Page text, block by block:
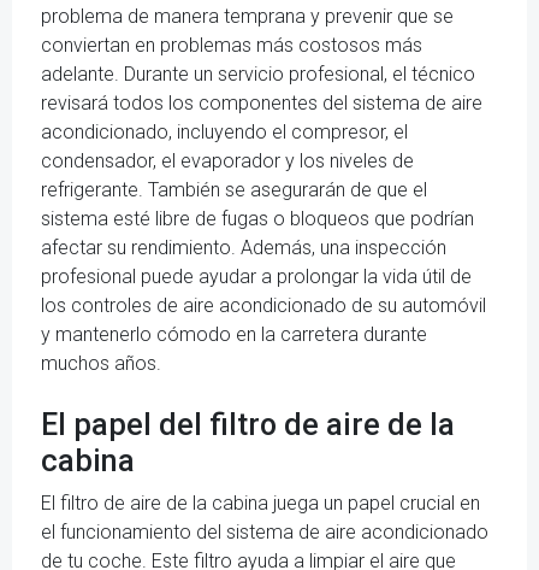
problema de manera temprana y prevenir que se
conviertan en problemas más costosos más
adelante. Durante un servicio profesional, el técnico
revisará todos los componentes del sistema de aire
acondicionado, incluyendo el compresor, el
condensador, el evaporador y los niveles de
refrigerante. También se asegurarán de que el
sistema esté libre de fugas o bloqueos que podrían
afectar su rendimiento. Además, una inspección
profesional puede ayudar a prolongar la vida útil de
los controles de aire acondicionado de su automóvil
y mantenerlo cómodo en la carretera durante
muchos años.
El papel del filtro de aire de la
cabina
El filtro de aire de la cabina juega un papel crucial en
el funcionamiento del sistema de aire acondicionado
de tu coche. Este filtro ayuda a limpiar el aire que